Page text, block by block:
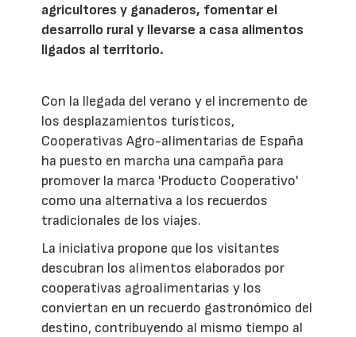
agricultores y ganaderos, fomentar el
desarrollo rural y llevarse a casa alimentos
ligados al territorio.
Con la llegada del verano y el incremento de
los desplazamientos turísticos,
Cooperativas Agro-alimentarias de España
ha puesto en marcha una campaña para
promover la marca 'Producto Cooperativo'
como una alternativa a los recuerdos
tradicionales de los viajes.
La iniciativa propone que los visitantes
descubran los alimentos elaborados por
cooperativas agroalimentarias y los
conviertan en un recuerdo gastronómico del
destino, contribuyendo al mismo tiempo al